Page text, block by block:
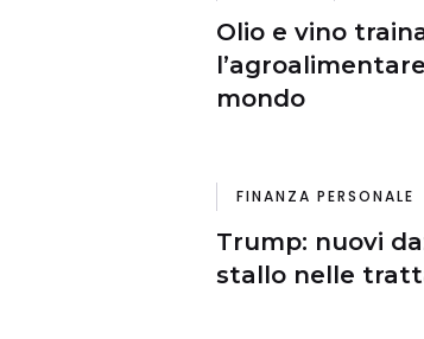
Olio e vino
mondo
FINANZA PERSONALE
Trump: nuovi
stallo nelle